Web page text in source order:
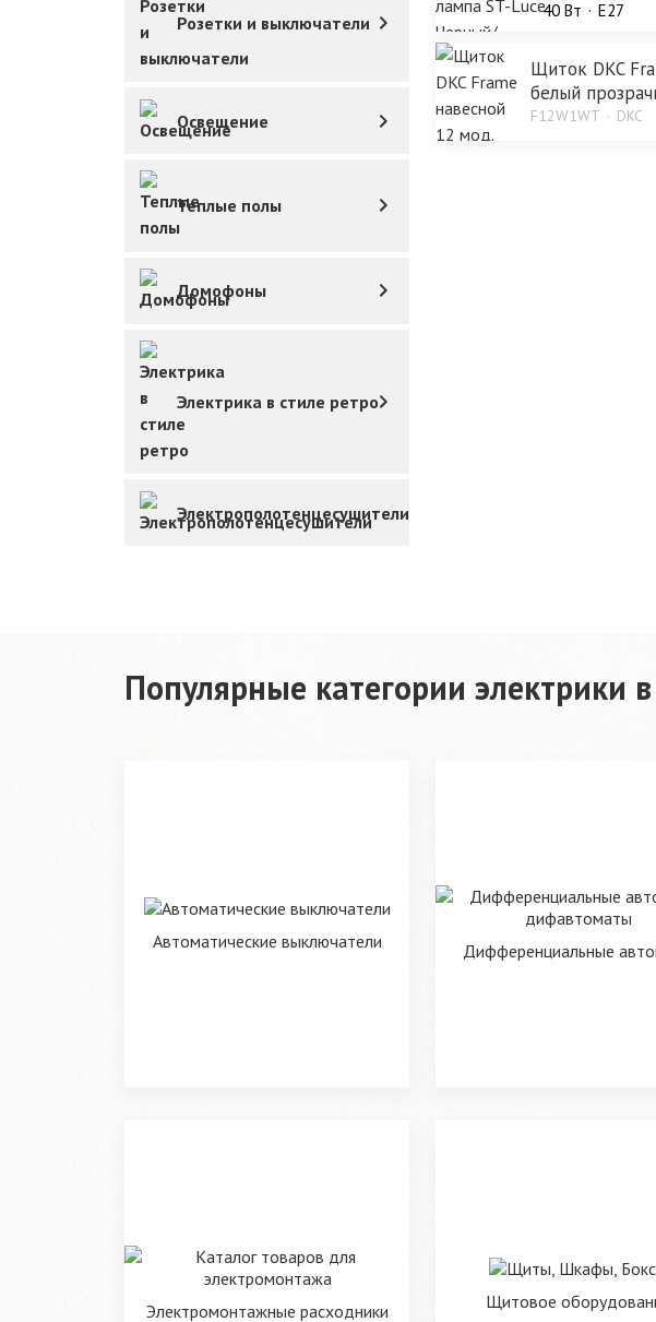
Розетки и выключатели
Освещение
Теплые полы
Домофоны
Электрика в стиле ретро
Электрополотенцесушители
40 Bт E27
Щиток DKC
белый
F12W1WT DKC
Популярные категории электрики
Автоматические выключатели Дифференциальные
Электромонтажные расходники Щитовое